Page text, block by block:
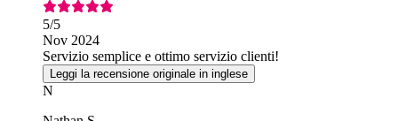
5/5
Nov 2024
Servizio semplice e ottimo servizio clienti!
Leggi la recensione originale in inglese
N